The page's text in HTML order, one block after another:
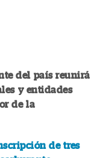
del país reunirá
y entidades
de la
de tres